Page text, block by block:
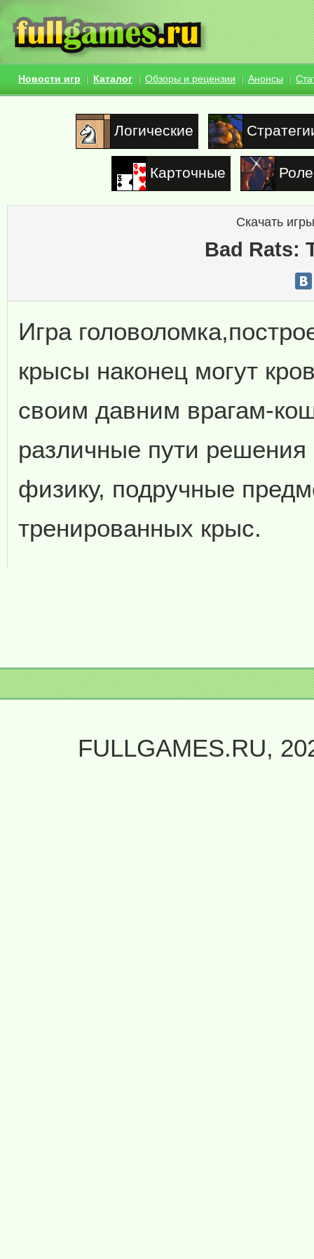
Новости игр Каталог Обзоры и рецензии Анонсы
Логические
Карточные
Скачать
Bad Rats:
Игра
крысы наконец могут
своим давним врагам-
различные пути решения
физику, подручные
тренированных крыс.
FULLGAMES.RU,